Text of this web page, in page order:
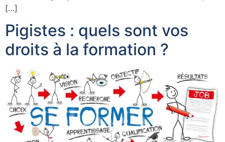
[…]
Pigistes : quels sont vos
droits à la formation ?